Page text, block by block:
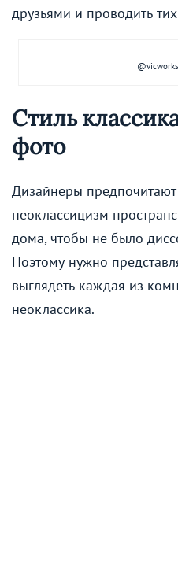
друзьями и проводить
Стиль
фото
Дизайнеры
неоклассицизм
дома, чтобы не было
Поэтому нужно
выглядеть каждая из
неоклассика.